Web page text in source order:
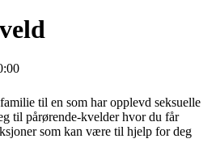
til en som har opplevd seksuelle
til pårørende-kvelder hvor du får
som kan være til hjelp for deg